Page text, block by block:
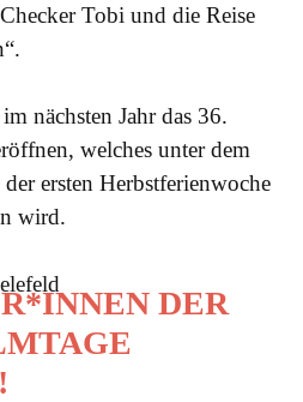
Tobi und die Reise
nächsten Jahr das 36.
welches unter dem
ersten Herbstferienwoche
wird.
DER